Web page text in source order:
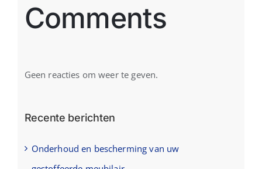
Comments
Geen reacties om weer te geven.
Recente berichten
Onderhoud en bescherming van uw